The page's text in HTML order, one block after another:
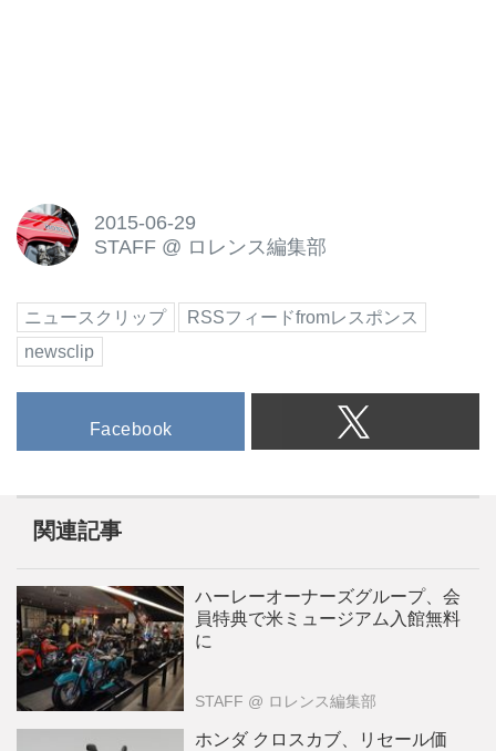
2015-06-29
STAFF @ ロレンス編集部
ニュースクリップ
RSSフィードfromレスポンス
newsclip
Facebook
関連記事
ハーレーオーナーズグループ、会
員特典で米ミュージアム入館無料
に
STAFF @ ロレンス編集部
ホンダ クロスカブ、リセール価